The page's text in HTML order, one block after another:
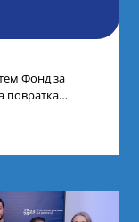
Фонд за
повратка